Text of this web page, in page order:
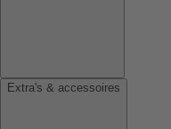
Extra's & accessoires